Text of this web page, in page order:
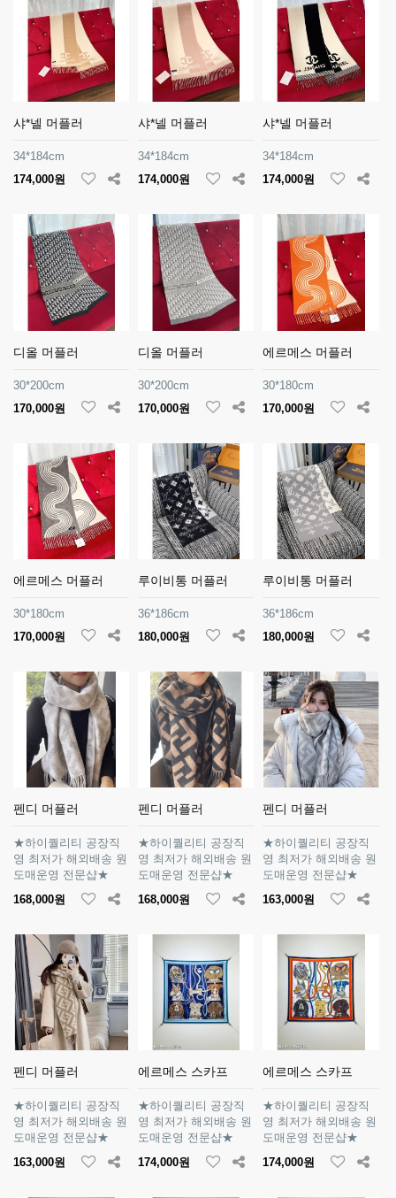
샤*넬 머플러
34*184cm
174,000원
샤*넬 머플러
34*184cm
174,000원
샤*넬 머플러
34*184cm
174,000원
디올 머플러
30*200cm
170,000원
디올 머플러
30*200cm
170,000원
에르메스 머플러
30*180cm
170,000원
에르메스 머플러
30*180cm
170,000원
루이비통 머플러
36*186cm
180,000원
루이비통 머플러
36*186cm
180,000원
펜디 머플러
★하이퀄리티 공장직
영 최저가 해외배송 원
도매운영 전문샵★
168,000원
펜디 머플러
★하이퀄리티 공장직
영 최저가 해외배송 원
도매운영 전문샵★
168,000원
펜디 머플러
★하이퀄리티 공장직
영 최저가 해외배송 원
도매운영 전문샵★
163,000원
펜디 머플러
★하이퀄리티 공장직
영 최저가 해외배송 원
도매운영 전문샵★
163,000원
에르메스 스카프
★하이퀄리티 공장직
영 최저가 해외배송 원
도매운영 전문샵★
174,000원
에르메스 스카프
★하이퀄리티 공장직
영 최저가 해외배송 원
도매운영 전문샵★
174,000원